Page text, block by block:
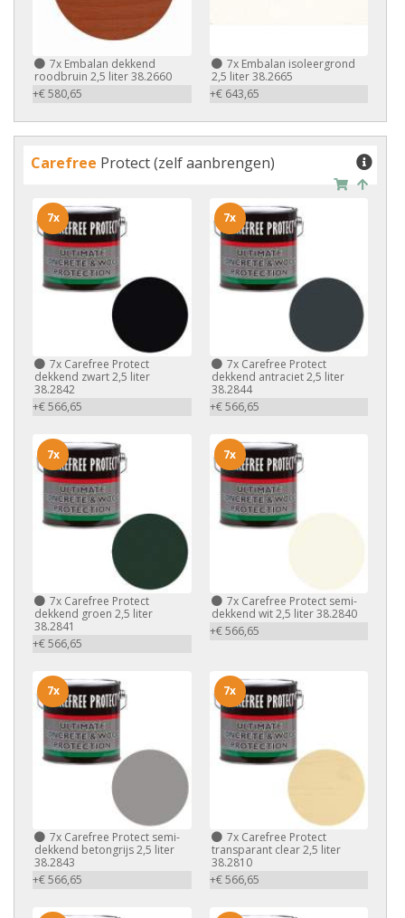
7x Embalan dekkend
roodbruin 2,5 liter 38.2660
+€ 580,65
7xEmbalan isoleergrond
2,5 liter 38.2665
+€ 643,65
Carefree Protect (zelf aanbrengen)
7x Carefree Protect
dekkend zwart 2,5 liter
38.2842
+€ 566,65
7x
7xCarefree Protect
dekkend antraciet 2,5 liter
38.2844
+€ 566,65
7x
7x Carefree Protect
dekkend groen 2,5 liter
38.2841
+€ 566,65
7x
7xCarefree Protect semi-
dekkend wit 2,5 liter 38.2840
+€ 566,65
7x
7x Carefree Protect semi-
dekkend betongrijs 2,5 liter
38.2843
+€ 566,65
7x
7xCarefree Protect
transparant clear 2,5 liter
38.2810
+€ 566,65
7x